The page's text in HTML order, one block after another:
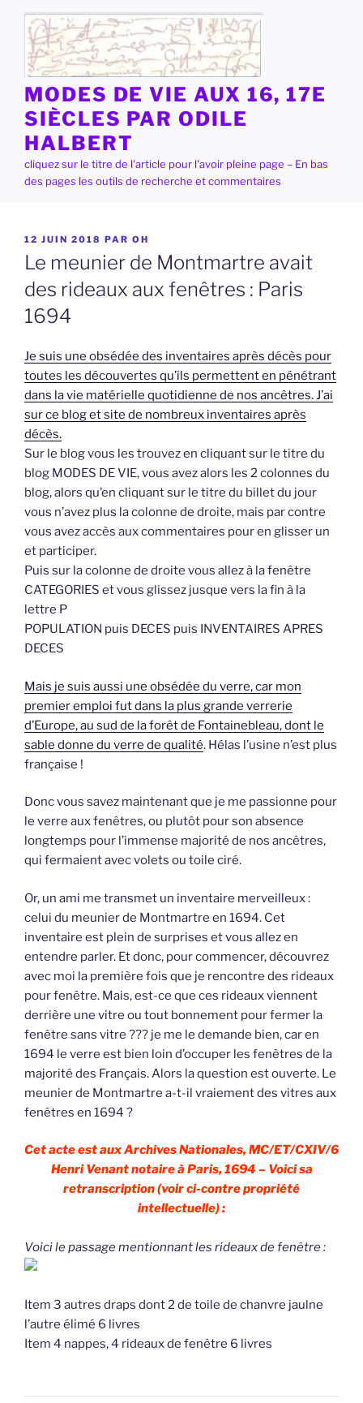
contenu
principal
MODES DE VIE AUX 16, 17E
SIÈCLES PAR ODILE
HALBERT
cliquez sur le titre de l'article pour l'avoir pleine page – En bas
des pages les outils de recherche et commentaires
PUBLIÉ
LE
12 JUIN 2018 PAR OH
Le meunier de Montmartre avait
des rideaux aux fenêtres : Paris
1694
Je suis une obsédée des inventaires après décès pour
toutes les découvertes qu’ils permettent en pénétrant
dans la vie matérielle quotidienne de nos ancêtres. J’ai
sur ce blog et site de nombreux inventaires après
décès.
Sur le blog vous les trouvez en cliquant sur le titre du
blog MODES DE VIE, vous avez alors les 2 colonnes du
blog, alors qu’en cliquant sur le titre du billet du jour
vous n’avez plus la colonne de droite, mais par contre
vous avez accès aux commentaires pour en glisser un
et participer.
Puis sur la colonne de droite vous allez à la fenêtre
CATEGORIES et vous glissez jusque vers la fin à la
lettre P
POPULATION puis DECES puis INVENTAIRES APRES
DECES
Mais je suis aussi une obsédée du verre, car mon
premier emploi fut dans la plus grande verrerie
d’Europe, au sud de la forêt de Fontainebleau, dont le
sable donne du verre de qualité. Hélas l’usine n’est plus
française !
Donc vous savez maintenant que je me passionne pour
le verre aux fenêtres, ou plutôt pour son absence
longtemps pour l’immense majorité de nos ancêtres,
qui fermaient avec volets ou toile ciré.
Or, un ami me transmet un inventaire merveilleux :
celui du meunier de Montmartre en 1694. Cet
inventaire est plein de surprises et vous allez en
entendre parler. Et donc, pour commencer, découvrez
avec moi la première fois que je rencontre des rideaux
pour fenêtre. Mais, est-ce que ces rideaux viennent
derrière une vitre ou tout bonnement pour fermer la
fenêtre sans vitre ??? je me le demande bien, car en
1694 le verre est bien loin d’occuper les fenêtres de la
majorité des Français. Alors la question est ouverte. Le
meunier de Montmartre a-t-il vraiement des vitres aux
fenêtres en 1694 ?
Cet acte est aux Archives Nationales, MC/ET/CXIV/6
Henri Venant notaire à Paris, 1694 – Voici sa
retranscription (voir ci-contre propriété
intellectuelle) :
Voici le passage mentionnant les rideaux de fenêtre :
Item 3 autres draps dont 2 de toile de chanvre jaulne
l’autre élimé 6 livres
Item 4 nappes, 4 rideaux de fenêtre 6 livres